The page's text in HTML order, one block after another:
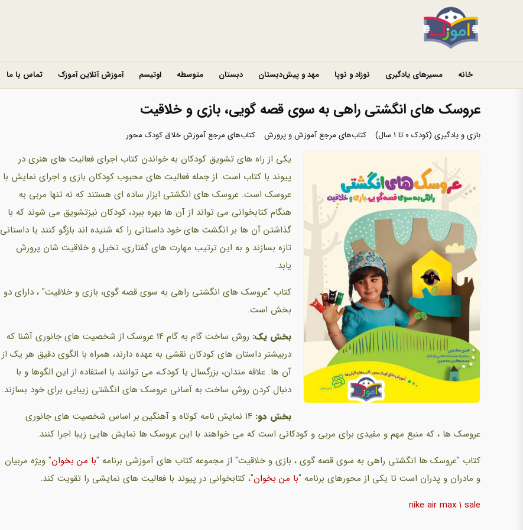
خانه مسیرهای یادگیری نوزاد و نوپا مهد و پیش‌دبستان دبستان متوسطه اوتیسم آموزش آنلاین آموزک تماس با ما
عروسک های انگشتی راهی به سوی قصه گویی، بازی و خلاقیت
بازی و یادگیری (کودک 0 تا 1 سال) کتاب‌های مرجع آموزش و پرورش کتاب‌های مرجع آموزش خلاق کودک محور
یکی از راه های تشویق کودکان به خواندن کتاب اجرای فعالیت های هنری در
پیوند با کتاب است. از جمله فعالیت های محبوب کودکان بازی و اجرای نمایش با
عروسک است. عروسک های انگشتی ابزار ساده ای هستند که نه تنها مربی به
هنگام کتابخوانی می تواند از آن ها بهره ببرد، کودکان نیزتشویق می شوند که با
گذاشتن آن ها بر انگشت های خود داستانی را که شنیده اند بازگو کنند یا داستانی
تازه بسازند و به این ترتیب مهارت های گفتاری، تخیل و خلاقیت شان پرورش
یابد.
کتاب "عروسک های انگشتی راهی به سوی قصه گوی، بازی و خلاقیت" ، دارای دو
بخش است.
بخش یک:
روش ساخت گام به گام ۱۴ عروسک از شخصیت های جانوری آشنا که
دربیشتر داستان های کودکان نقشی به عهده دارند، همراه با الگوی دقیق هر یک از
آن ها. علاقه مندان، بزرگسال یا کودک، می توانند با استفاده از این الگوها و با
دنبال کردن روش ساخت به آسانی عروسک های انگشتی زیبایی برای خود بسازند.
بخش دو:
۱۴ نمایش نامه کوتاه و آهنگین بر اساس شخصیت های جانوری
عروسک ها ، که منبع مهم و مفیدی برای مربی و کودکانی است که می خواهند با این عروسک ها نمایش هایی زیبا اجرا کنند.
کتاب "عروسک ها انگشتی راهی به سوی قصه گوی ، بازی و خلاقیت" از مجموعه کتاب های آموزشی برنامه "با من بخوان" ویژه مربیان
و مادران و پدران است تا یکی از محورهای برنامه "با من بخوان"، کتابخوانی در پیوند با فعالیت های نمایشی را تقویت کند.
nike air max 1 sale